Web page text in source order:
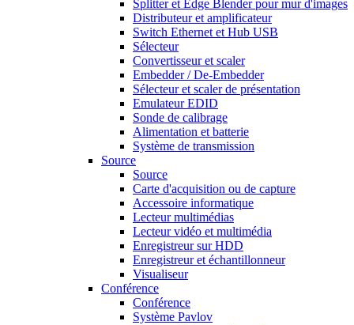
Splitter et Edge Blender pour mur d'images
Distributeur et amplificateur
Switch Ethernet et Hub USB
Sélecteur
Convertisseur et scaler
Embedder / De-Embedder
Sélecteur et scaler de présentation
Emulateur EDID
Sonde de calibrage
Alimentation et batterie
Système de transmission
Source
Source
Carte d'acquisition ou de capture
Accessoire informatique
Lecteur multimédias
Lecteur vidéo et multimédia
Enregistreur sur HDD
Enregistreur et échantillonneur
Visualiseur
Conférence
Conférence
Système Pavlov